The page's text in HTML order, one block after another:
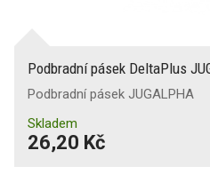
Podbradní pásek DeltaPlus
Podbradní pásek JUGALPHA
Skladem
26,20 Kč